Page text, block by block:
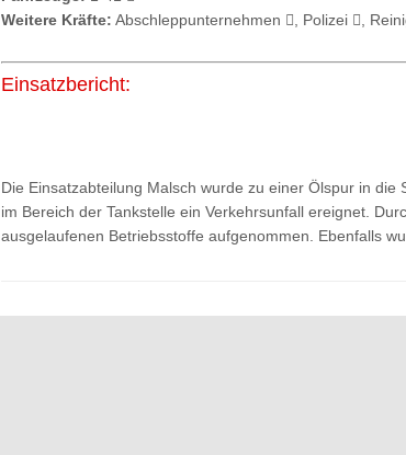
Weitere Kräfte: Abschleppunternehmen , Polizei ,
Einsatzbericht:
Die Einsatzabteilung Malsch wurde zu einer Ölspur in
im Bereich der Tankstelle ein Verkehrsunfall ereignet.
ausgelaufenen Betriebsstoffe aufgenommen. Ebenfalls